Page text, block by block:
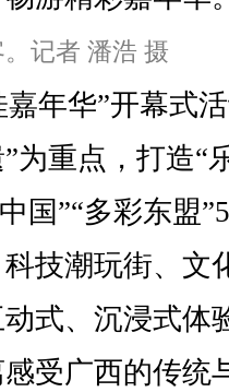
记者 潘浩 摄
嘉年华”开幕式
为重点，打造“
国”“多彩东盟
技潮玩街、文
式、沉浸式体
受广西的传统